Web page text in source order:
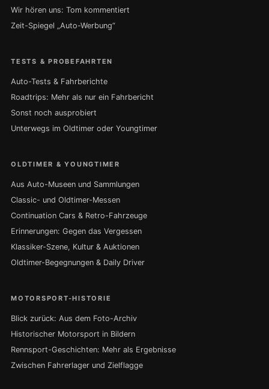
Wir hören uns: Tom kommentiert
Zeit-Spiegel „Auto-Werbung“
TESTS & PROBEFAHRTEN
Auto-Tests & Fahrberichte
Roadtrips: Mehr als nur ein Fahrbericht
Sonst noch ausprobiert
Unterwegs im Oldtimer oder Youngtimer
OLDTIMER & YOUNGTIMER
Aus Auto-Museen und Sammlungen
Classic- und Oldtimer-Messen
Continuation Cars & Retro-Fahrzeuge
Erinnerungen: Gegen das Vergessen
Klassiker-Szene, Kultur & Auktionen
Oldtimer-Begegnungen & Daily Driver
MOTORSPORT-HISTORIE
Blick zurück: Aus dem Foto-Archiv
Historischer Motorsport in Bildern
Rennsport-Geschichten: Mehr als Ergebnisse
Zwischen Fahrerlager und Zielflagge